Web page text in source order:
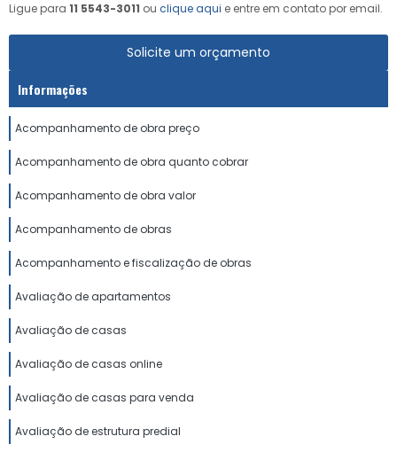
Ligue para 11 5543-3011 ou clique aqui e entre em contato por email.
Solicite um orçamento
Informações
Acompanhamento de obra preço
Acompanhamento de obra quanto cobrar
Acompanhamento de obra valor
Acompanhamento de obras
Acompanhamento e fiscalização de obras
Avaliação de apartamentos
Avaliação de casas
Avaliação de casas online
Avaliação de casas para venda
Avaliação de estrutura predial